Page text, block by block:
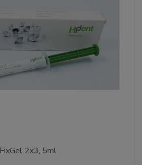
FixGel 2x3, 5ml